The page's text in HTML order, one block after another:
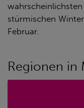
stürmischen
Februar.
Regionen in